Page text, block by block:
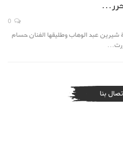
شيرين عبد الوهاب وطليقها الفنان حسام
بنا